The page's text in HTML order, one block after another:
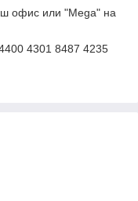
офис или "Mega" на
4301 8487 4235